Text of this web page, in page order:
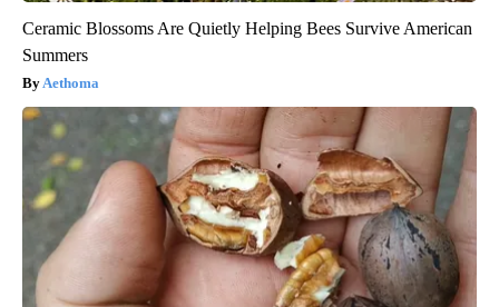
Ceramic Blossoms Are Quietly Helping Bees Survive American
Summers
Aethoma